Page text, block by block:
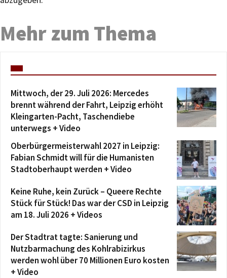
Mehr zum Thema
Mittwoch, der 29. Juli 2026: Mercedes
brennt während der Fahrt, Leipzig erhöht
Kleingarten-Pacht, Taschendiebe
unterwegs + Video
Oberbürgermeisterwahl 2027 in Leipzig:
Fabian Schmidt will für die Humanisten
Stadtoberhaupt werden + Video
Keine Ruhe, kein Zurück – Queere Rechte
Stück für Stück! Das war der CSD in Leipzig
am 18. Juli 2026 + Videos
Der Stadtrat tagte: Sanierung und
Nutzbarmachung des Kohlrabizirkus
werden wohl über 70 Millionen Euro kosten
+ Video